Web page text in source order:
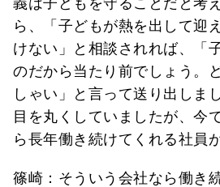
ら、「子どもが熱を出して迎
けない」と相談されれば、「
のだから当たり前でしょう。
しゃい」と言って送り出しま
目を丸くしていましたが、今
ら長年働き続けてくれる社員
篠崎：そういう会社なら働き